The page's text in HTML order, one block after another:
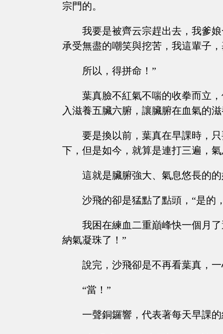
宗門的。
我要是被齊云宗趕出去，我爹
承受無盡的嘲笑與挖苦，我這輩子
所以，得拼命！”
葉真臉不紅氣不喘的收拳而立
入滋養五臟六腑，讓臟腑在血氣的
要是換以前，葉真在早課時，
下，但是如今，就算是連打三遍，
這就是臟腑強大、氣息悠長的
沙飛的卻是猛點了點頭，“是的
我困在練血二重巔峰快一個月
納氣凝珠了！”
說完，沙飛卻是不再看葉真，
“當！”
一聲銅鑼響，代表著每天早課